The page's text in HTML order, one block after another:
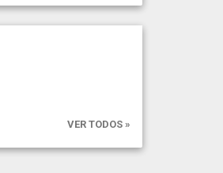
VER TODOS »